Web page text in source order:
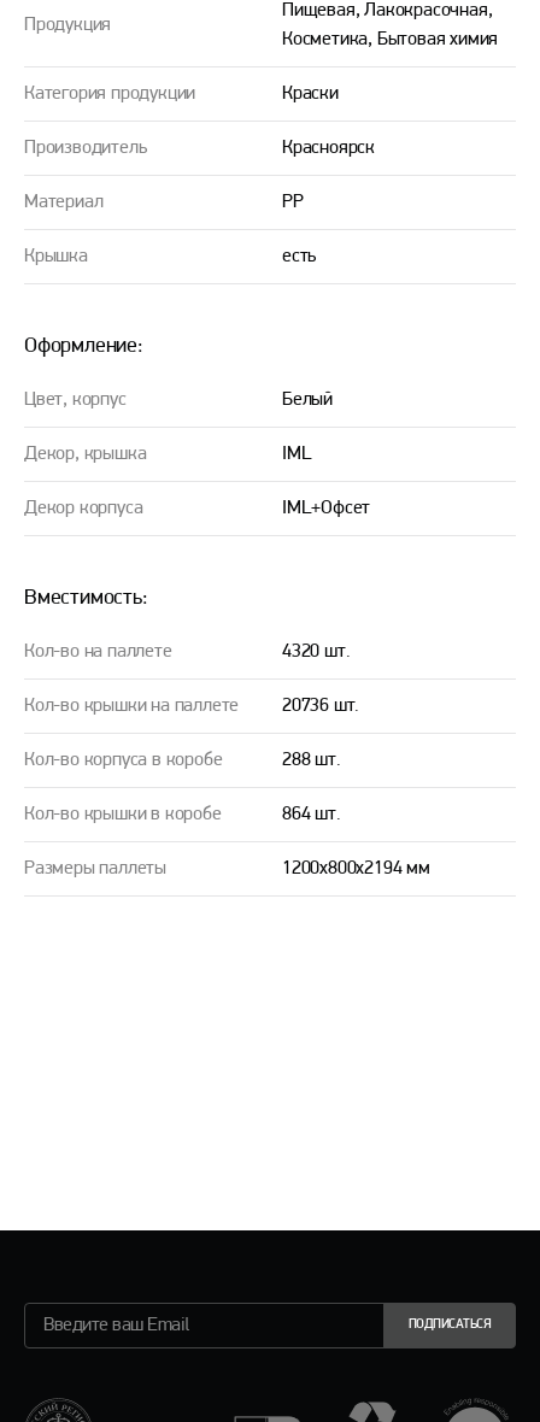
Продукция
Пищевая, Лакокрасочная,
Косметика, Бытовая химия
Категория продукции Краски
Производитель Красноярск
Материал PP
Крышка есть
Оформление:
Цвет, корпус Белый
Декор, крышка IML
Декор корпуса IML+Офсет
Вместимость:
Кол-во на паллете 4320 шт.
Кол-во крышки на паллете 20736 шт.
Кол-во корпуса в коробе 288 шт.
Кол-во крышки в коробе 864 шт.
Размеры паллеты 1200x800x2194 мм
ПОДПИСАТЬСЯ